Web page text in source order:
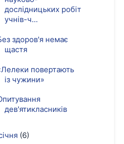
дослідницьких робіт
учнів-ч...
здоров'я немає
щастя
повертають
із чужини»
дев'ятикласників
(6)